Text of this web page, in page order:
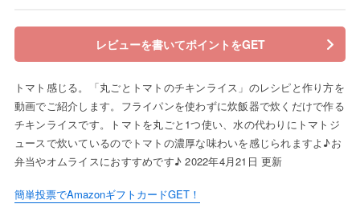
レビューを書いてポイントをGET
トマト感じる。「丸ごとトマトのチキンライス」のレシピと作り方を
動画でご紹介します。フライパンを使わずに炊飯器で炊くだけで作る
チキンライスです。トマトを丸ごと1つ使い、水の代わりにトマトジ
ュースで炊いているのでトマトの濃厚な味わいを感じられますよ♪お
弁当やオムライスにおすすめです♪ 2022年4月21日 更新
簡単投票でAmazonギフトカードGET！